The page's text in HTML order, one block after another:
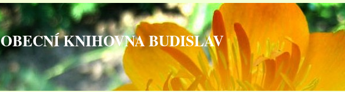
OBECNÍ KNIHOVNA BUDISLAV